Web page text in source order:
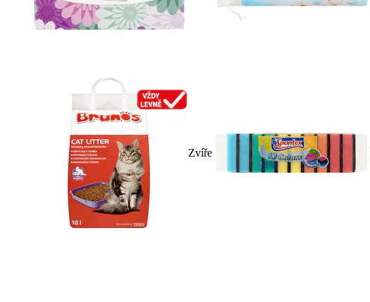
Zvíře